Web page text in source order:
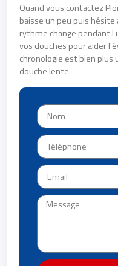
Quand vous contactez
baisse un peu puis
rythme change pendant l
vos douches pour aider l
chronologie est bien
douche lente.